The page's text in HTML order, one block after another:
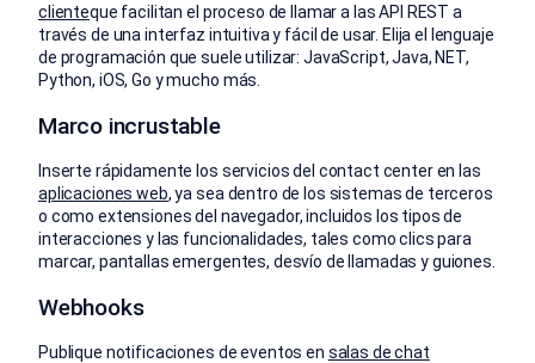
clienteque facilitan el proceso de llamar a las API REST a
través de una interfaz intuitiva y fácil de usar. Elija el lenguaje
de programación que suele utilizar: JavaScript, Java, NET,
Python, iOS, Go y mucho más.
Marco incrustable
Inserte rápidamente los servicios del contact center en las
aplicaciones web, ya sea dentro de los sistemas de terceros
o como extensiones del navegador, incluidos los tipos de
interacciones y las funcionalidades, tales como clics para
marcar, pantallas emergentes, desvío de llamadas y guiones.
Webhooks
Publique notificaciones de eventos en salas de chat